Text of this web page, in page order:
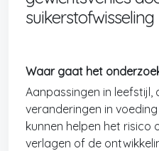
suikerstofwisseling
Waar gaat het
Aanpassingen in
veranderingen in
kunnen helpen het
verlagen of de